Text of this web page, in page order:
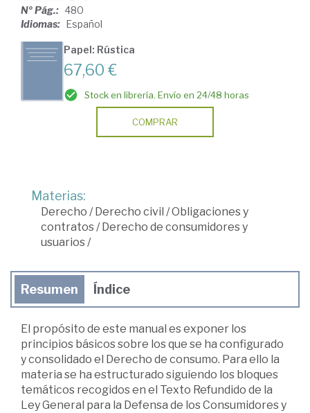
Nº Pág.: 480
Idiomas: Español
Papel: Rústica
67,60 €
Stock en librería. Envío en 24/48 horas
COMPRAR
Materias:
Derecho /Derecho civil /Obligaciones y
contratos/Derecho de consumidores y
usuarios/
Resumen Índice
El propósito de este manual es exponer los
principios básicos sobre los que se ha configurado
y consolidado el Derecho de consumo. Para ello la
materia se ha estructurado siguiendo los bloques
temáticos recogidos en el Texto Refundido de la
Ley General para la Defensa de los Consumidores y